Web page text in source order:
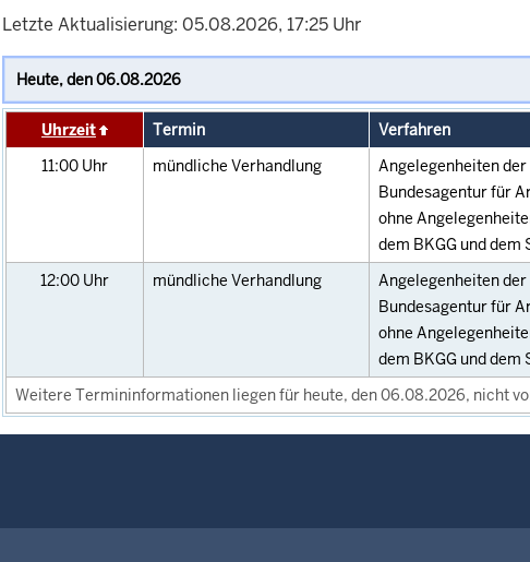
Letzte Aktualisierung: 05.08.2026, 17:25 Uhr
Uhrzeit Termin Verfahren
11:00 Uhr mündliche Verhandlung
Angelegenheiten der
Bundesagentur für
ohne
dem BKGG und dem
12:00 Uhr mündliche Verhandlung
Angelegenheiten der
Bundesagentur für
ohne
dem BKGG und dem
Weitere Termininformationen liegen für heute, den 06.08.2026, nicht